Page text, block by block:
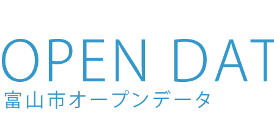
Skip to main content